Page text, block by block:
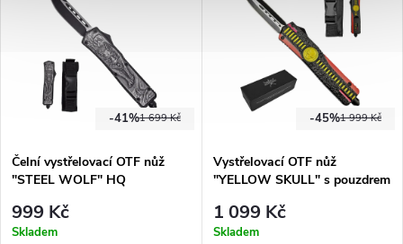
součástí balení.
1 699 Kč
-41%
Čelní vystřelovací OTF nůž
"STEEL WOLF" HQ
999 Kč
Skladem
1 999 Kč
-45%
Vystřelovací OTF nůž
"YELLOW SKULL" s pouzdrem
1 099 Kč
Skladem